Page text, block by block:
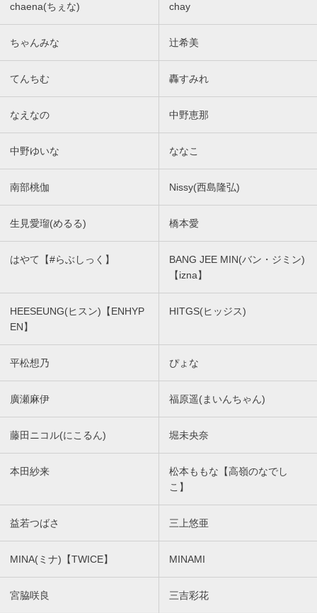
chaena(ちぇな) chay
ちゃんみな 辻希美
てんちむ 轟すみれ
なえなの 中野恵那
中野ゆいな ななこ
南部桃伽 Nissy(西島隆弘)
生見愛瑠(めるる) 橋本愛
はやて【#らぶしっく】
BANG JEE MIN(バン・ジミン)
【izna】
HEESEUNG(ヒスン)【ENHYP
EN】
HITGS(ヒッジス)
平松想乃 ぴょな
廣瀬麻伊 福原遥(まいんちゃん)
藤田ニコル(にこるん) 堀未央奈
本田紗来
松本ももな【高嶺のなでし
こ】
益若つばさ 三上悠亜
MINA(ミナ)【TWICE】 MINAMI
宮脇咲良 三吉彩花